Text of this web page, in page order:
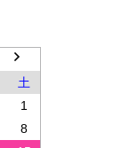
土
1
8